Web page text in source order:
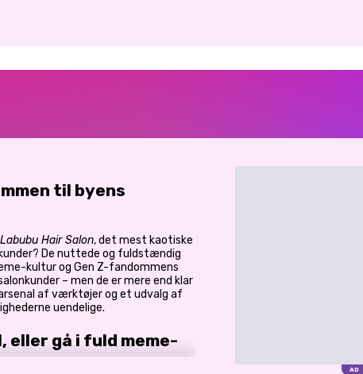
til byens
Labubu Hair Salon, det mest kaotiske
De nuttede og fuldstændig
kultur og Gen Z-fandommens
– men de er mere end klar
af værktøjer og et udvalg af
uendelige.
gå i fuld meme-